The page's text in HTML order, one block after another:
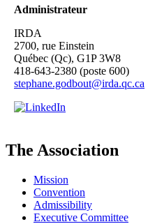
Administrateur
IRDA
2700, rue Einstein
Québec (Qc), G1P 3W8
418-643-2380 (poste 600)
stephane.godbout@irda.qc.ca
The Association
Mission
Convention
Admissibility
Executive Committee